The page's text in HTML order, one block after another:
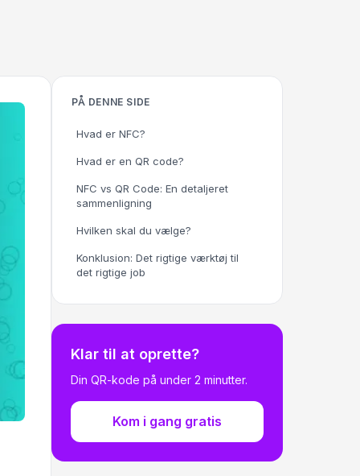
PÅ DENNE SIDE
Hvad er NFC?
Hvad er en QR code?
NFC vs QR Code: En detaljeret
sammenligning
Hvilken skal du vælge?
Konklusion: Det rigtige værktøj til
det rigtige job
Klar til at oprette?
Din QR-kode på under 2 minutter.
Kom i gang gratis